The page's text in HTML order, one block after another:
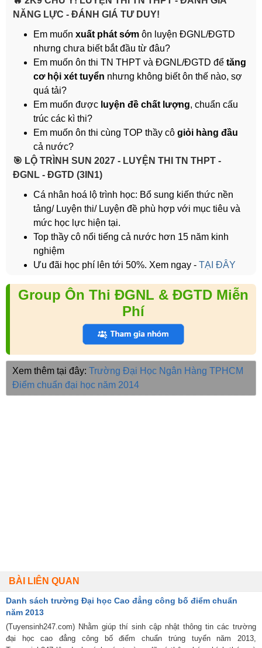
NĂNG LỰC - ĐÁNH GIÁ TƯ DUY!
Em muốn xuất phát sớm ôn luyện ĐGNL/ĐGTD
nhưng chưa biết bắt đầu từ đâu?
Em muốn ôn thi TN THPT và ĐGNL/ĐGTD để tăng
cơ hội xét tuyển nhưng không biết ôn thế nào, sợ
quá tải?
Em muốn được luyện đề chất lượng, chuẩn cấu
trúc các kì thi?
Em muốn ôn thi cùng TOP thầy cô giỏi hàng đầu
cả nước?
️🎯 LỘ TRÌNH SUN 2027 - LUYỆN THI TN THPT -
ĐGNL - ĐGTD (3IN1)
Cá nhân hoá lộ trình học: Bổ sung kiến thức nền
tảng/ Luyện thi/ Luyện đề phù hợp với mục tiêu và
mức học lực hiện tại.
Top thầy cô nổi tiếng cả nước hơn 15 năm kinh
nghiệm
Ưu đãi học phí lên tới 50%. Xem ngay - TẠI ĐÂY
Group Ôn Thi ĐGNL & ĐGTD Miễn
Phí
Xem thêm tại đây: Trường Đại Học Ngân Hàng TPHCM
Điểm chuẩn đại học năm 2014
BÀI LIÊN QUAN
Danh sách trường Đại học Cao đẳng công bố điểm chuẩn
năm 2013
(Tuyensinh247.com) Nhằm giúp thí sinh cập nhật thông tin các trường
đại học cao đẳng công bố điểm chuẩn trúng tuyển năm 2013,